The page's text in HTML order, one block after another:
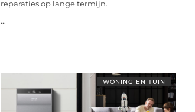
reparaties op lange termijn.
...
WONING EN TUIN